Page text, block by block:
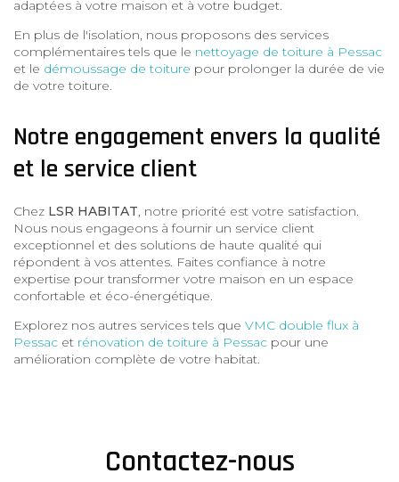
adaptées à votre maison et à votre budget.
En plus de l'isolation, nous proposons des services
complémentaires tels que le nettoyage de toiture à Pessac
et le démoussage de toiture pour prolonger la durée de vie
de votre toiture.
Notre engagement envers la qualité
et le service client
Chez LSR HABITAT, notre priorité est votre satisfaction.
Nous nous engageons à fournir un service client
exceptionnel et des solutions de haute qualité qui
répondent à vos attentes. Faites confiance à notre
expertise pour transformer votre maison en un espace
confortable et éco-énergétique.
Explorez nos autres services tels que VMC double flux à
Pessac et rénovation de toiture à Pessac pour une
amélioration complète de votre habitat.
Contactez-nous